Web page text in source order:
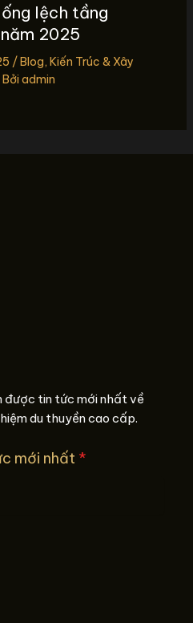
lệch tầng
2025
/ Blog, Kiến Trúc & Xây
admin
được tin tức mới nhất về
du thuyền cao cấp.
mới nhất *